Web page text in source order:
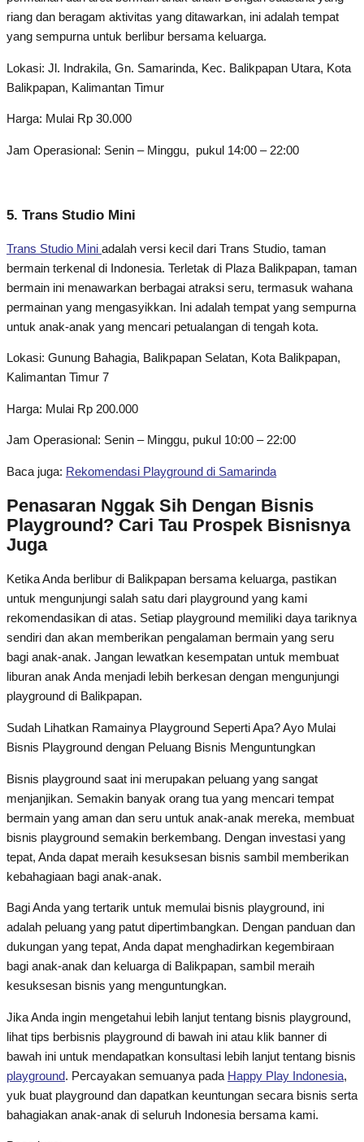
riang dan beragam aktivitas yang ditawarkan, ini adalah tempat
yang sempurna untuk berlibur bersama keluarga.
Lokasi: Jl. Indrakila, Gn. Samarinda, Kec. Balikpapan Utara, Kota
Balikpapan, Kalimantan Timur
Harga: Mulai Rp 30.000
Jam Operasional: Senin – Minggu, pukul 14:00 – 22:00
5. Trans Studio Mini
Trans Studio Mini adalah versi kecil dari Trans Studio, taman
bermain terkenal di Indonesia. Terletak di Plaza Balikpapan, taman
bermain ini menawarkan berbagai atraksi seru, termasuk wahana
permainan yang mengasyikkan. Ini adalah tempat yang sempurna
untuk anak-anak yang mencari petualangan di tengah kota.
Lokasi: Gunung Bahagia, Balikpapan Selatan, Kota Balikpapan,
Kalimantan Timur 7
Harga: Mulai Rp 200.000
Jam Operasional: Senin – Minggu, pukul 10:00 – 22:00
Baca juga: Rekomendasi Playground di Samarinda
Penasaran Nggak Sih Dengan Bisnis
Playground? Cari Tau Prospek Bisnisnya
Juga
Ketika Anda berlibur di Balikpapan bersama keluarga, pastikan
untuk mengunjungi salah satu dari playground yang kami
rekomendasikan di atas. Setiap playground memiliki daya tariknya
sendiri dan akan memberikan pengalaman bermain yang seru
bagi anak-anak. Jangan lewatkan kesempatan untuk membuat
liburan anak Anda menjadi lebih berkesan dengan mengunjungi
playground di Balikpapan.
Sudah Lihatkan Ramainya Playground Seperti Apa? Ayo Mulai
Bisnis Playground dengan Peluang Bisnis Menguntungkan
Bisnis playground saat ini merupakan peluang yang sangat
menjanjikan. Semakin banyak orang tua yang mencari tempat
bermain yang aman dan seru untuk anak-anak mereka, membuat
bisnis playground semakin berkembang. Dengan investasi yang
tepat, Anda dapat meraih kesuksesan bisnis sambil memberikan
kebahagiaan bagi anak-anak.
Bagi Anda yang tertarik untuk memulai bisnis playground, ini
adalah peluang yang patut dipertimbangkan. Dengan panduan dan
dukungan yang tepat, Anda dapat menghadirkan kegembiraan
bagi anak-anak dan keluarga di Balikpapan, sambil meraih
kesuksesan bisnis yang menguntungkan.
Jika Anda ingin mengetahui lebih lanjut tentang bisnis playground,
lihat tips berbisnis playground di bawah ini atau klik banner di
bawah ini untuk mendapatkan konsultasi lebih lanjut tentang bisnis
playground. Percayakan semuanya pada Happy Play Indonesia,
yuk buat playground dan dapatkan keuntungan secara bisnis serta
bahagiakan anak-anak di seluruh Indonesia bersama kami.